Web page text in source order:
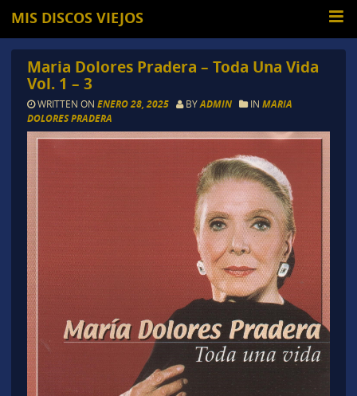
MIS DISCOS VIEJOS
Maria Dolores Pradera – Toda Una Vida
Vol. 1 – 3
WRITTEN ON ENERO 28, 2025 BYADMIN IN MARIA
DOLORES PRADERA